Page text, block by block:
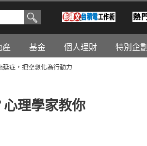
產 基金 個人理財 特別企劃
延症，把空想化為行動力
心理學家教你